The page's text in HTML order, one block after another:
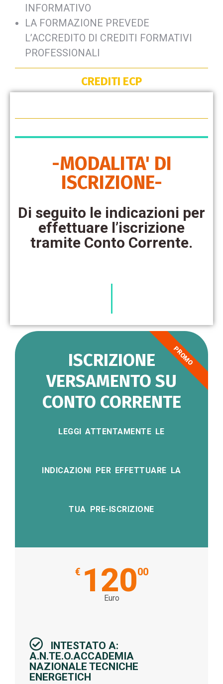
INFORMATIVO
LA FORMAZIONE PREVEDE
L’ACCREDITO DI CREDITI FORMATIVI
PROFESSIONALI
CREDITI ECP
-MODALITA' DI
ISCRIZIONE-
Di seguito le indicazioni per
effettuare l’iscrizione
tramite Conto Corrente.
ISCRIZIONE
VERSAMENTO SU
CONTO CORRENTE
LEGGI ATTENTAMENTE LE
INDICAZIONI PER EFFETTUARE LA
TUA PRE-ISCRIZIONE
€ 12000
Euro
INTESTATO A:
A.N.TE.O.ACCADEMIA
NAZIONALE TECNICHE
ENERGETICH
PROMO